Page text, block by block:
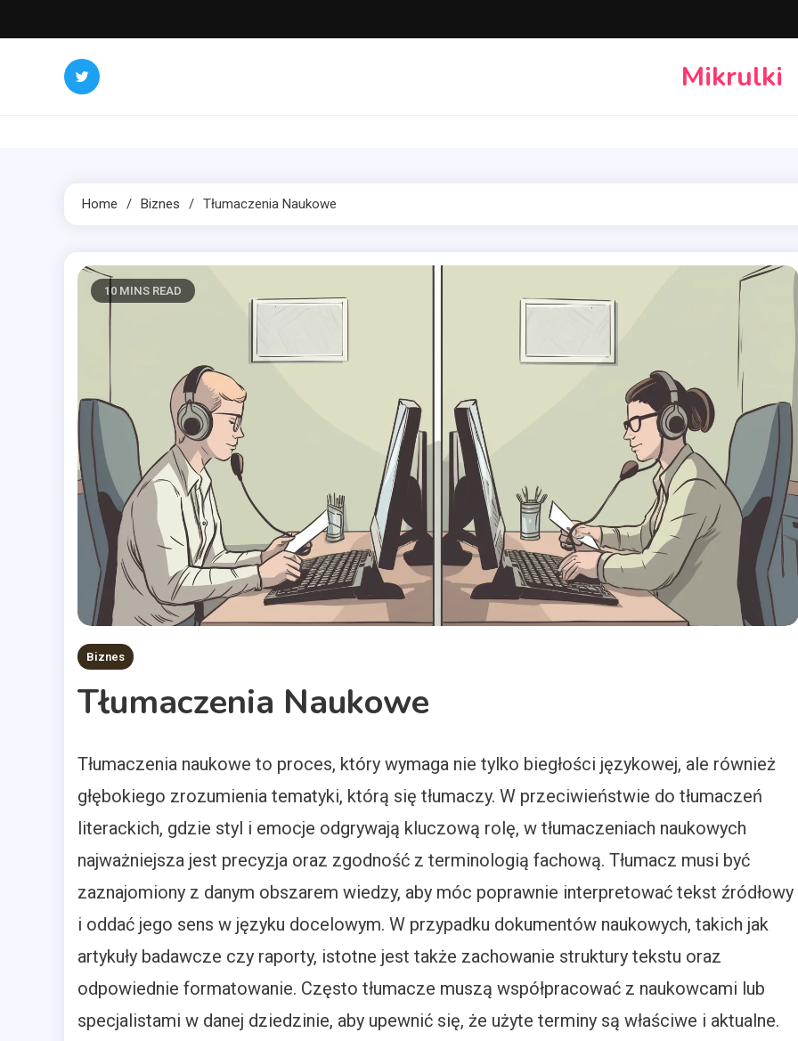
to
Mikrulki
Home Biznes Tłumaczenia Naukowe
10 MINS READ
Biznes
Tłumaczenia Naukowe
Tłumaczenia naukowe to proces, który wymaga nie tylko biegłości językowej, ale również
głębokiego zrozumienia tematyki, którą się tłumaczy. W przeciwieństwie do tłumaczeń
literackich, gdzie styl i emocje odgrywają kluczową rolę, w tłumaczeniach naukowych
najważniejsza jest precyzja oraz zgodność z terminologią fachową. Tłumacz musi być
zaznajomiony z danym obszarem wiedzy, aby móc poprawnie interpretować tekst źródłowy
i oddać jego sens w języku docelowym. W przypadku dokumentów naukowych, takich jak
artykuły badawcze czy raporty, istotne jest także zachowanie struktury tekstu oraz
odpowiednie formatowanie. Często tłumacze muszą współpracować z naukowcami lub
specjalistami w danej dziedzinie, aby upewnić się, że użyte terminy są właściwe i aktualne.